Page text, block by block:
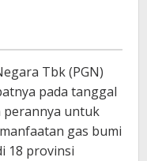
Tbk (PGN)
pada tanggal
perannya untuk
gas bumi
18 provinsi